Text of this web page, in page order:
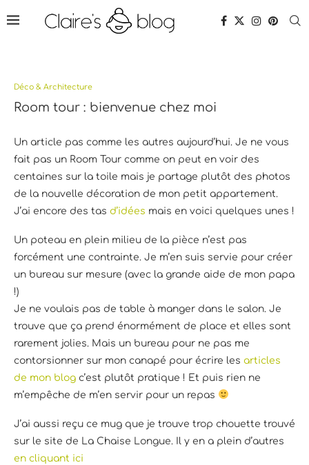
Déco & Architecture
Room tour : bienvenue chez moi
Un article pas comme les autres aujourd’hui. Je ne vous
fait pas un Room Tour comme on peut en voir des
centaines sur la toile mais je partage plutôt des photos
de la nouvelle décoration de mon petit appartement.
J’ai encore des tas d’idées mais en voici quelques unes !
Un poteau en plein milieu de la pièce n’est pas
forcément une contrainte. Je m’en suis servie pour créer
un bureau sur mesure (avec la grande aide de mon papa
!)
Je ne voulais pas de table à manger dans le salon. Je
trouve que ça prend énormément de place et elles sont
rarement jolies. Mais un bureau pour ne pas me
contorsionner sur mon canapé pour écrire les articles
de mon blog c’est plutôt pratique ! Et puis rien ne
m’empêche de m’en servir pour un repas
J’ai aussi reçu ce mug que je trouve trop chouette trouvé
sur le site de La Chaise Longue. Il y en a plein d’autres
en cliquant ici